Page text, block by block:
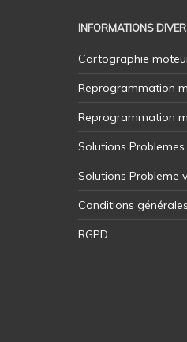
INFORMATIONS
Cartographie
Reprogrammation
Reprogrammation
Solutions Problemes
Solutions Probleme
Conditions
RGPD